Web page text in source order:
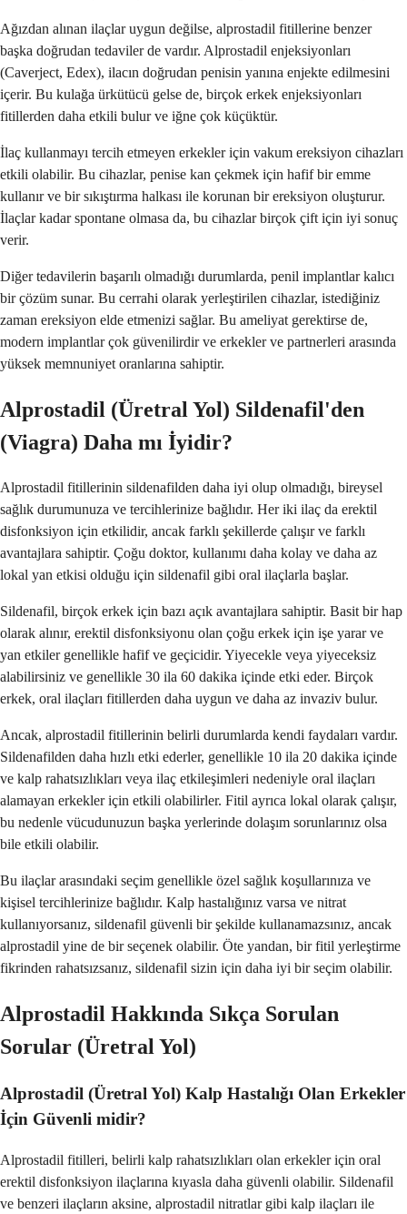
Ağızdan alınan ilaçlar uygun değilse, alprostadil fitillerine benzer
başka doğrudan tedaviler de vardır. Alprostadil enjeksiyonları
(Caverject, Edex), ilacın doğrudan penisin yanına enjekte edilmesini
içerir. Bu kulağa ürkütücü gelse de, birçok erkek enjeksiyonları
fitillerden daha etkili bulur ve iğne çok küçüktür.
İlaç kullanmayı tercih etmeyen erkekler için vakum ereksiyon cihazları
etkili olabilir. Bu cihazlar, penise kan çekmek için hafif bir emme
kullanır ve bir sıkıştırma halkası ile korunan bir ereksiyon oluşturur.
İlaçlar kadar spontane olmasa da, bu cihazlar birçok çift için iyi sonuç
verir.
Diğer tedavilerin başarılı olmadığı durumlarda, penil implantlar kalıcı
bir çözüm sunar. Bu cerrahi olarak yerleştirilen cihazlar, istediğiniz
zaman ereksiyon elde etmenizi sağlar. Bu ameliyat gerektirse de,
modern implantlar çok güvenilirdir ve erkekler ve partnerleri arasında
yüksek memnuniyet oranlarına sahiptir.
Alprostadil (Üretral Yol) Sildenafil'den
(Viagra) Daha mı İyidir?
Alprostadil fitillerinin sildenafilden daha iyi olup olmadığı, bireysel
sağlık durumunuza ve tercihlerinize bağlıdır. Her iki ilaç da erektil
disfonksiyon için etkilidir, ancak farklı şekillerde çalışır ve farklı
avantajlara sahiptir. Çoğu doktor, kullanımı daha kolay ve daha az
lokal yan etkisi olduğu için sildenafil gibi oral ilaçlarla başlar.
Sildenafil, birçok erkek için bazı açık avantajlara sahiptir. Basit bir hap
olarak alınır, erektil disfonksiyonu olan çoğu erkek için işe yarar ve
yan etkiler genellikle hafif ve geçicidir. Yiyecekle veya yiyeceksiz
alabilirsiniz ve genellikle 30 ila 60 dakika içinde etki eder. Birçok
erkek, oral ilaçları fitillerden daha uygun ve daha az invaziv bulur.
Ancak, alprostadil fitillerinin belirli durumlarda kendi faydaları vardır.
Sildenafilden daha hızlı etki ederler, genellikle 10 ila 20 dakika içinde
ve kalp rahatsızlıkları veya ilaç etkileşimleri nedeniyle oral ilaçları
alamayan erkekler için etkili olabilirler. Fitil ayrıca lokal olarak çalışır,
bu nedenle vücudunuzun başka yerlerinde dolaşım sorunlarınız olsa
bile etkili olabilir.
Bu ilaçlar arasındaki seçim genellikle özel sağlık koşullarınıza ve
kişisel tercihlerinize bağlıdır. Kalp hastalığınız varsa ve nitrat
kullanıyorsanız, sildenafil güvenli bir şekilde kullanamazsınız, ancak
alprostadil yine de bir seçenek olabilir. Öte yandan, bir fitil yerleştirme
fikrinden rahatsızsanız, sildenafil sizin için daha iyi bir seçim olabilir.
Alprostadil Hakkında Sıkça Sorulan
Sorular (Üretral Yol)
Alprostadil (Üretral Yol) Kalp Hastalığı Olan Erkekler
İçin Güvenli midir?
Alprostadil fitilleri, belirli kalp rahatsızlıkları olan erkekler için oral
erektil disfonksiyon ilaçlarına kıyasla daha güvenli olabilir. Sildenafil
ve benzeri ilaçların aksine, alprostadil nitratlar gibi kalp ilaçları ile